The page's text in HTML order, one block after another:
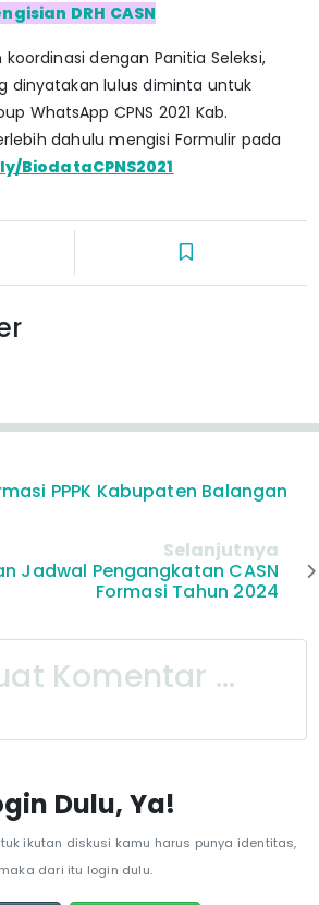
DRH CASN
dengan Panitia Seleksi,
dinyatakan lulus diminta untuk
WhatsApp CPNS 2021 Kab.
dahulu mengisi Formulir pada
BiodataCPNS2021
PPPK Kabupaten Balangan
Selanjutnya
Jadwal Pengangkatan CASN
Formasi Tahun 2024
Komentar ...
Dulu, Ya!
ikutan diskusi kamu harus punya identitas,
maka dari itu login dulu.